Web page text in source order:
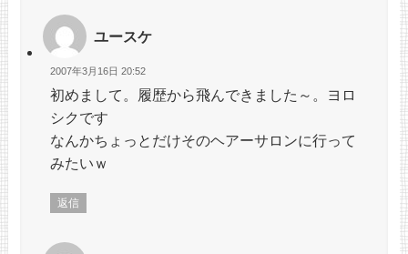
ユースケ
2007年3月16日 20:52
初めまして。履歴から飛んできました～。ヨロ
シクです
なんかちょっとだけそのヘアーサロンに行って
みたいｗ
返信